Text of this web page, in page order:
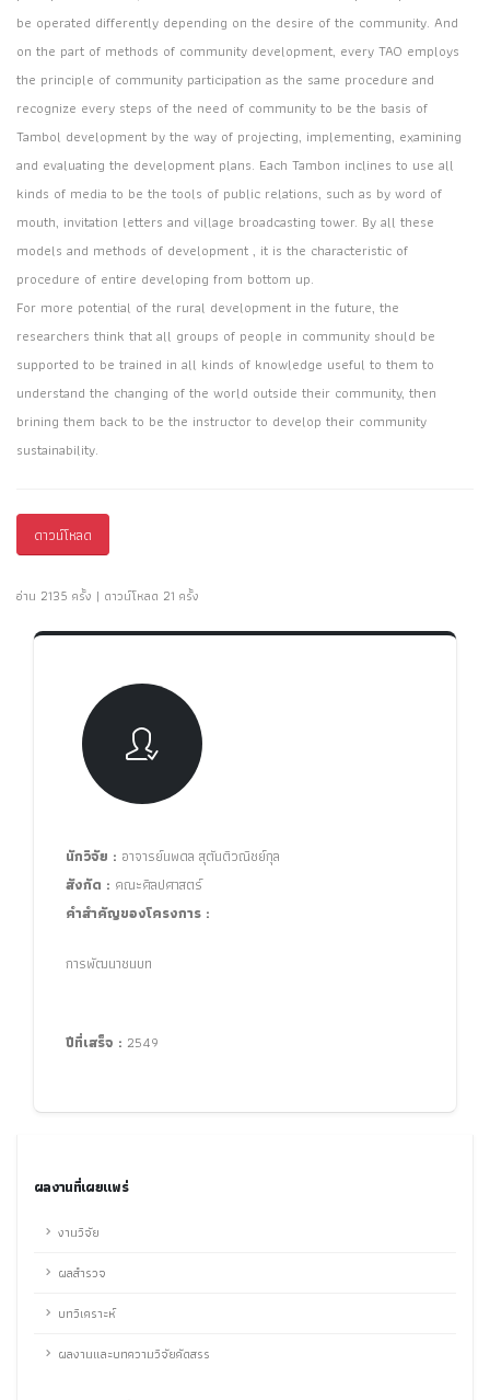
be operated differently depending on the desire of the community. And
on the part of methods of community development, every TAO employs
the principle of community participation as the same procedure and
recognize every steps of the need of community to be the basis of
Tambol development by the way of projecting, implementing, examining
and evaluating the development plans. Each Tambon inclines to use all
kinds of media to be the tools of public relations, such as by word of
mouth, invitation letters and village broadcasting tower. By all these
models and methods of development , it is the characteristic of
procedure of entire developing from bottom up.
For more potential of the rural development in the future, the
researchers think that all groups of people in community should be
supported to be trained in all kinds of knowledge useful to them to
understand the changing of the world outside their community, then
brining them back to be the instructor to develop their community
sustainability.
ดาวน์โหลด
อ่าน 2135 ครั้ง | ดาวน์โหลด 21 ครั้ง
นักวิจัย : อาจารย์นพดล สุตันติวณิชย์กุล
สังกัด : คณะศิลปศาสตร์
คำสำคัญของโครงการ :
การพัฒนาชนบท
ปีที่เสร็จ : 2549
ผลงานที่เผยแพร่
งานวิจัย
ผลสำรวจ
บทวิเคราะห์
ผลงานและบทความวิจัยคัดสรร